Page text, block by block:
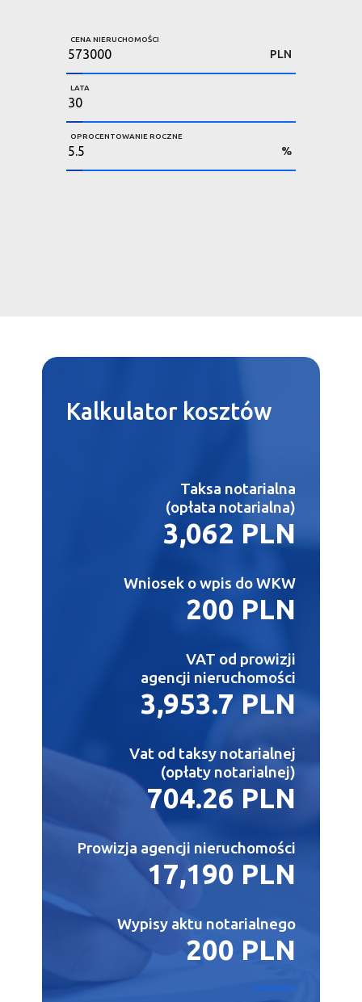
CENA NIERUCHOMOŚCI
PLN
LATA
OPROCENTOWANIE ROCZNE
%
Kalkulatorkosztów
Taksa notarialna
(opłata notarialna)
3,062 PLN
Wniosek o wpis do WKW
200 PLN
VAT od prowizji
agencji nieruchomości
3,953.7 PLN
Vat od taksy notarialnej
(opłaty notarialnej)
704.26 PLN
Prowizja agencji nieruchomości
17,190 PLN
Wypisy aktu notarialnego
200 PLN